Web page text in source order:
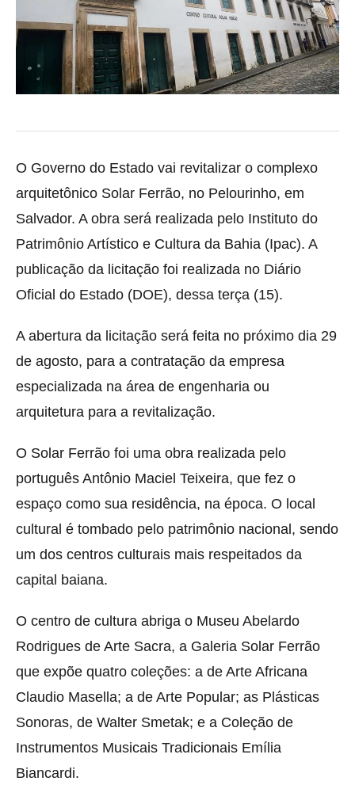
O Governo do Estado vai revitalizar o complexo
arquitetônico Solar Ferrão, no Pelourinho, em
Salvador. A obra será realizada pelo Instituto do
Patrimônio Artístico e Cultura da Bahia (Ipac). A
publicação da licitação foi realizada no Diário
Oficial do Estado (DOE), dessa terça (15).
A abertura da licitação será feita no próximo dia 29
de agosto, para a contratação da empresa
especializada na área de engenharia ou
arquitetura para a revitalização.
O Solar Ferrão foi uma obra realizada pelo
português Antônio Maciel Teixeira, que fez o
espaço como sua residência, na época. O local
cultural é tombado pelo patrimônio nacional, sendo
um dos centros culturais mais respeitados da
capital baiana.
O centro de cultura abriga o Museu Abelardo
Rodrigues de Arte Sacra, a Galeria Solar Ferrão
que expõe quatro coleções: a de Arte Africana
Claudio Masella; a de Arte Popular; as Plásticas
Sonoras, de Walter Smetak; e a Coleção de
Instrumentos Musicais Tradicionais Emília
Biancardi.